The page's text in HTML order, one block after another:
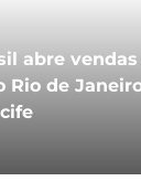
abre
Rio de